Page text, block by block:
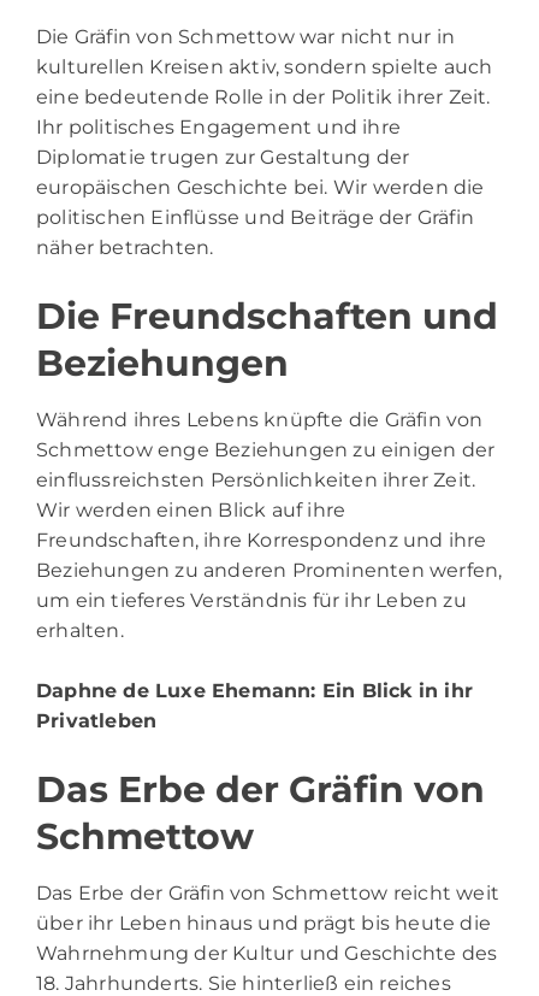
Die Gräfin von Schmettow war nicht nur in
kulturellen Kreisen aktiv, sondern spielte auch
eine bedeutende Rolle in der Politik ihrer Zeit.
Ihr politisches Engagement und ihre
Diplomatie trugen zur Gestaltung der
europäischen Geschichte bei. Wir werden die
politischen Einflüsse und Beiträge der Gräfin
näher betrachten.
Die Freundschaften und
Beziehungen
Während ihres Lebens knüpfte die Gräfin von
Schmettow enge Beziehungen zu einigen der
einflussreichsten Persönlichkeiten ihrer Zeit.
Wir werden einen Blick auf ihre
Freundschaften, ihre Korrespondenz und ihre
Beziehungen zu anderen Prominenten werfen,
um ein tieferes Verständnis für ihr Leben zu
erhalten.
Daphne de Luxe Ehemann: Ein Blick in ihr
Privatleben
Das Erbe der Gräfin von
Schmettow
Das Erbe der Gräfin von Schmettow reicht weit
über ihr Leben hinaus und prägt bis heute die
Wahrnehmung der Kultur und Geschichte des
18. Jahrhunderts. Sie hinterließ ein reiches